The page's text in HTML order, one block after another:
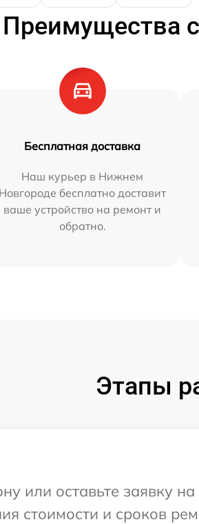
Преимущества
Бесплатная доставка
Наш курьер в Нижнем
Новгороде бесплатно доставит
ваше устройство на ремонт и
обратно.
Этапы
или оставьте заявку
стоимости и сроков